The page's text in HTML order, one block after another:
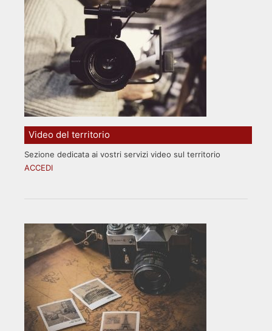
Video del territorio
Sezione dedicata ai vostri servizi video sul territorio
ACCEDI